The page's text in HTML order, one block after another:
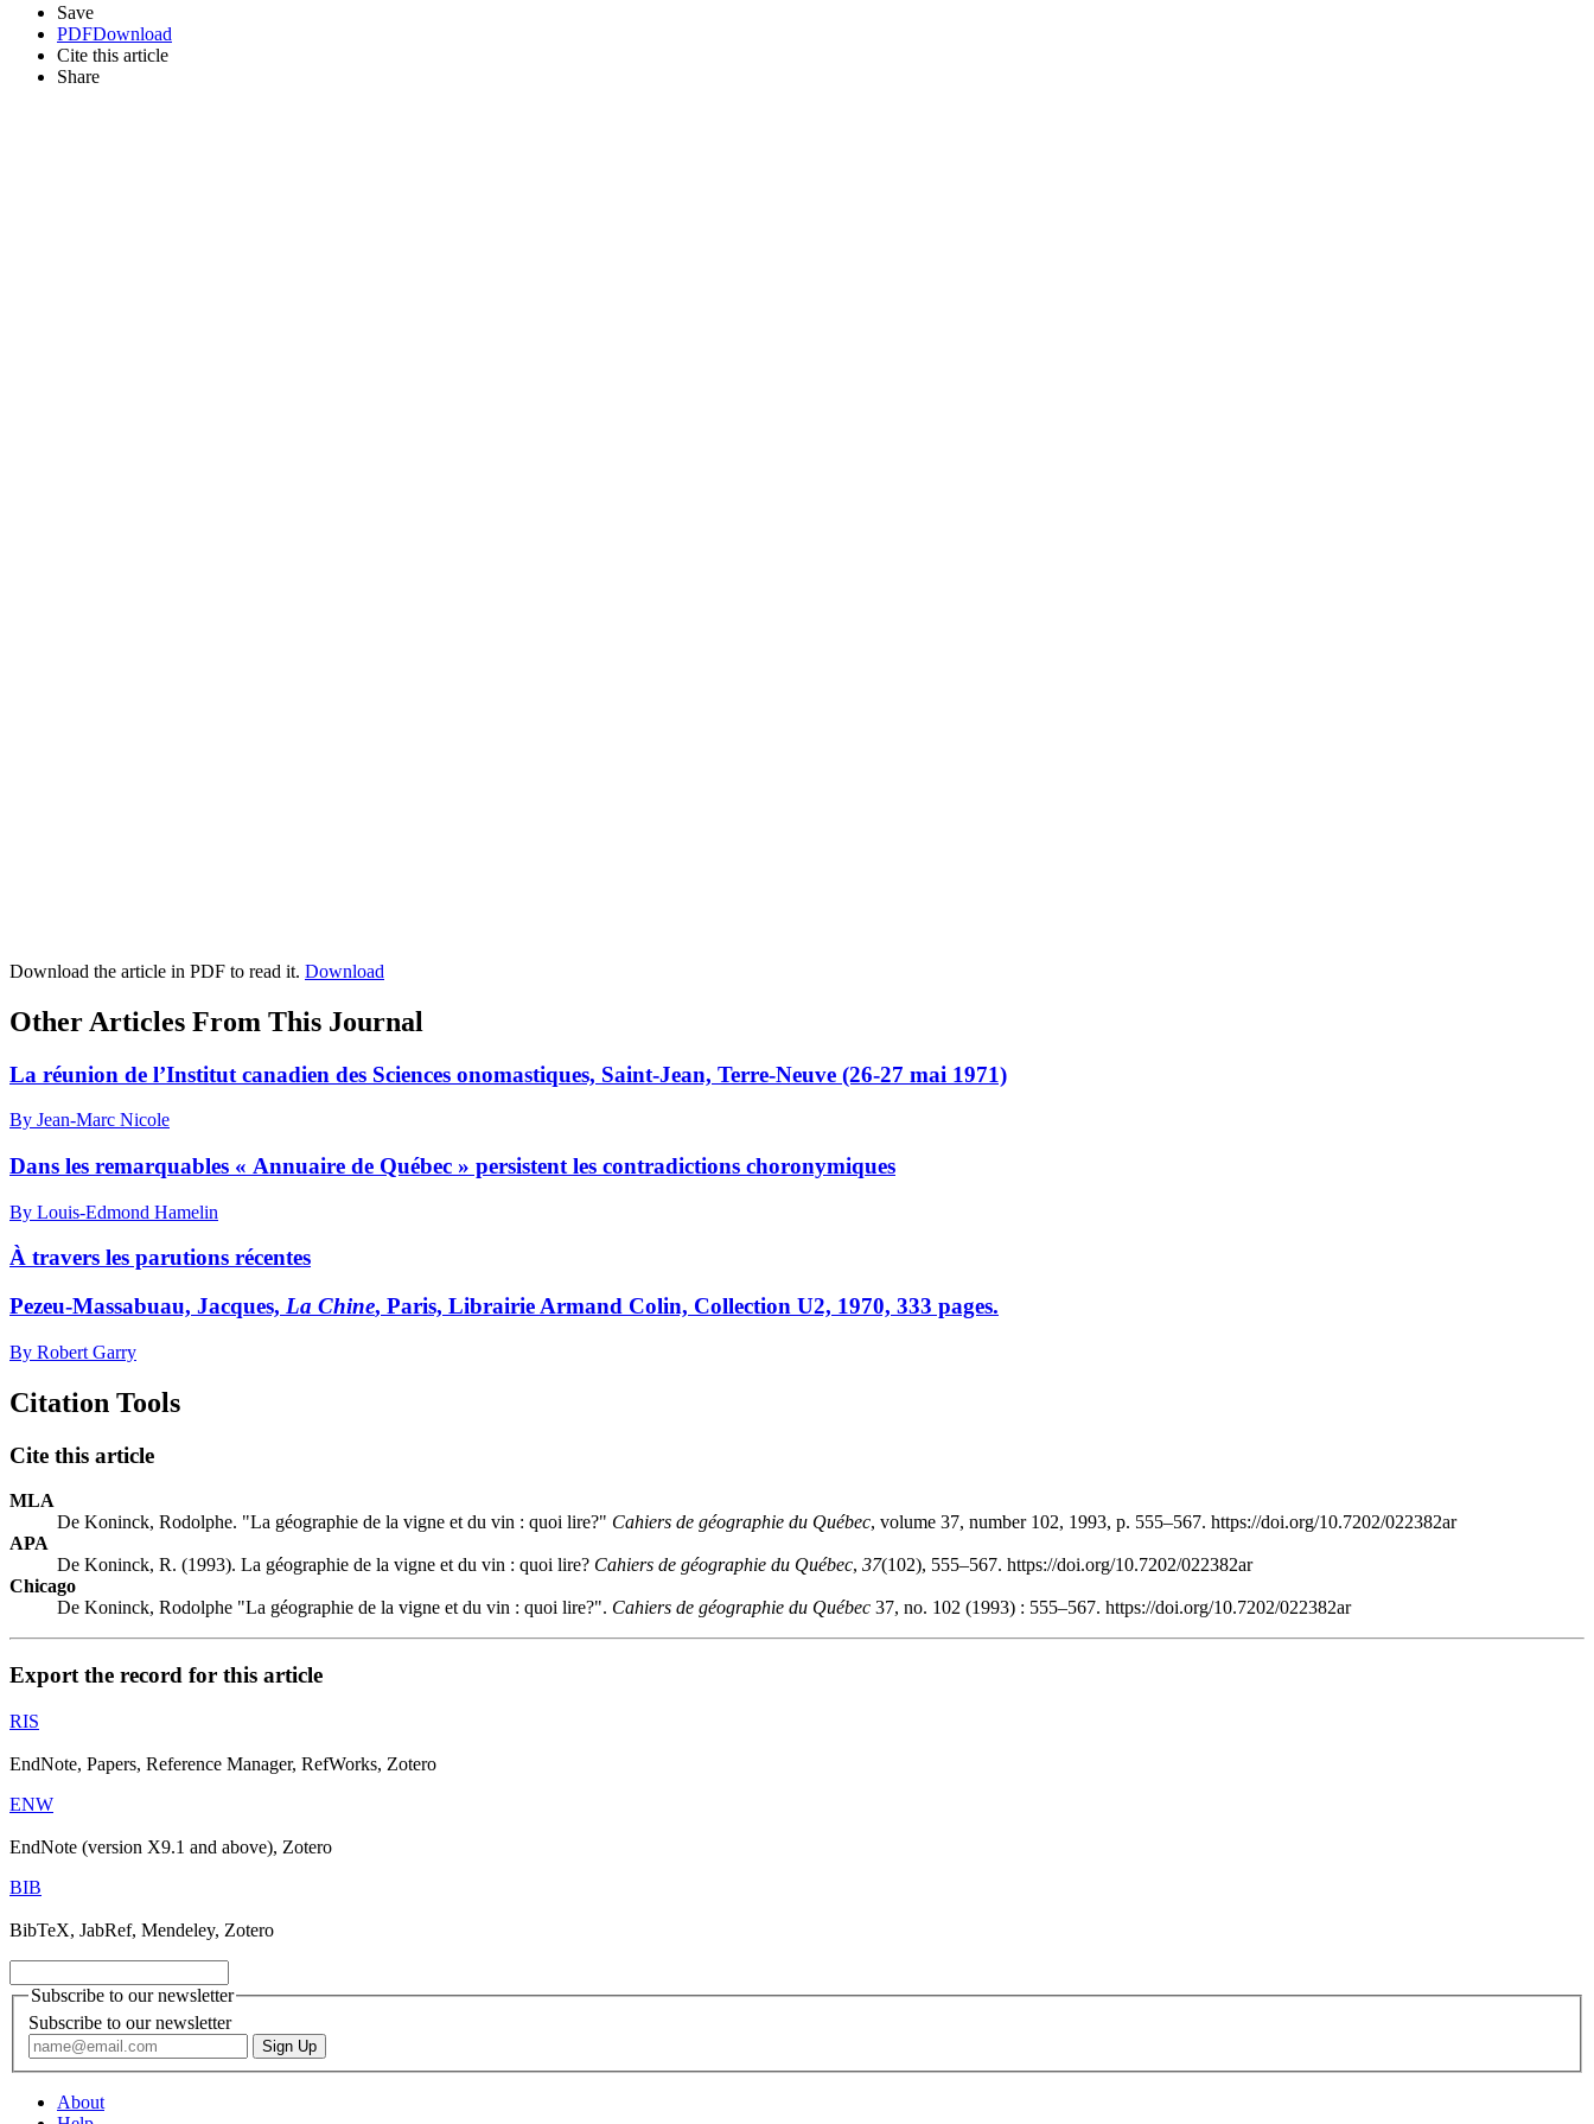
Save
PDFDownload
Cite this article
Share
Download the article in PDF to read it. Download
Other Articles From This Journal
La réunion de l’Institut canadien des Sciences onomastiques, Saint-Jean, Terre-Neuve (26-27 mai 1971)
By Jean-Marc Nicole
Dans les remarquables « Annuaire de Québec » persistent les contradictions choronymiques
By Louis-Edmond Hamelin
À travers les parutions récentes
Pezeu-Massabuau, Jacques, La Chine, Paris, Librairie Armand Colin, Collection U2, 1970, 333 pages.
By Robert Garry
Citation Tools
Cite this article
MLA
De Koninck, Rodolphe. "La géographie de la vigne et du vin : quoi lire?" Cahiers de géographie du Québec, volume 37, number 102, 1993, p. 555–567. https://doi.org/10.7202/022382ar
APA
De Koninck, R. (1993). La géographie de la vigne et du vin : quoi lire? Cahiers de géographie du Québec, 37(102), 555–567. https://doi.org/10.7202/022382ar
Chicago
De Koninck, Rodolphe "La géographie de la vigne et du vin : quoi lire?". Cahiers de géographie du Québec 37, no. 102 (1993) : 555–567. https://doi.org/10.7202/022382ar
Export the record for this article
RIS
EndNote, Papers, Reference Manager, RefWorks, Zotero
ENW
EndNote (version X9.1 and above), Zotero
BIB
BibTeX, JabRef, Mendeley, Zotero
Subscribe to our newsletter
Subscribe to our newsletter
About